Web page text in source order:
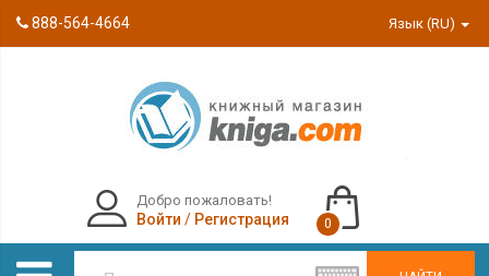
888-564-4664 Язык (RU)
Добро пожаловать!
Войти / Регистрация 0